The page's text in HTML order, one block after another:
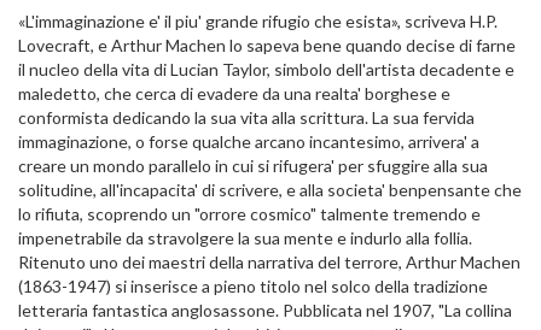
«L'immaginazione e' il piu' grande rifugio che esista», scriveva H.P.
Lovecraft, e Arthur Machen lo sapeva bene quando decise di farne
il nucleo della vita di Lucian Taylor, simbolo dell'artista decadente e
maledetto, che cerca di evadere da una realta' borghese e
conformista dedicando la sua vita alla scrittura. La sua fervida
immaginazione, o forse qualche arcano incantesimo, arrivera' a
creare un mondo parallelo in cui si rifugera' per sfuggire alla sua
solitudine, all'incapacita' di scrivere, e alla societa' benpensante che
lo rifiuta, scoprendo un "orrore cosmico" talmente tremendo e
impenetrabile da stravolgere la sua mente e indurlo alla follia.
Ritenuto uno dei maestri della narrativa del terrore, Arthur Machen
(1863-1947) si inserisce a pieno titolo nel solco della tradizione
letteraria fantastica anglosassone. Pubblicata nel 1907, "La collina